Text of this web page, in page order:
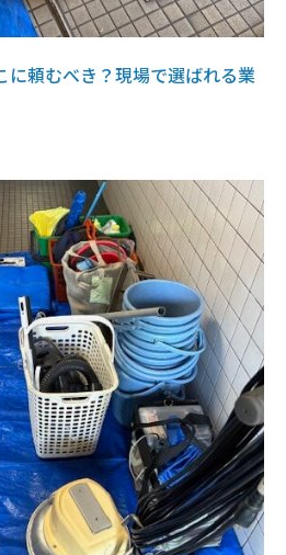
に頼むべき？現場で選ばれる業